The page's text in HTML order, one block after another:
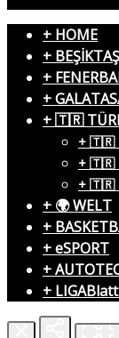
+ HOME
+ BEŞİKTAŞ
+
+
+ 🇹🇷
+ 🇹🇷
+ 🇹🇷
+ 🇹🇷
+ 🌍 WELT
+
+ eSPORT
+
+